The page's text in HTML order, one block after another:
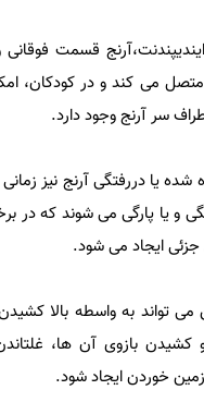
قسمت فوقانی
می کند و در کودکان،
سر آرنج وجود دارد.
یا دررفتگی آرنج نیز
و یا پارگی می شوند که در
جزئی ایجاد می شود.
تواند به واسطه بالا
بازوی آن ها، غلتاندن
خوردن ایجاد شود.